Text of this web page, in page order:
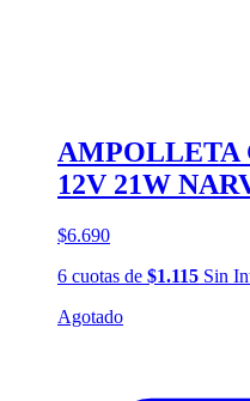
AMPOLLETA
12V 21W
$6.690
6 cuotas de $1.115 Sin
Agotado